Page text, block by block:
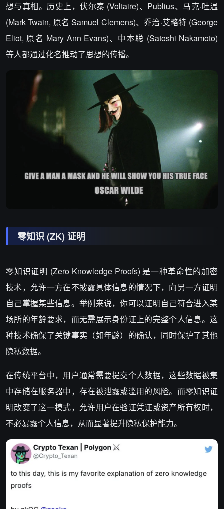
想与真相。历史上，伏尔泰 (Voltaire)、Publius、马克·吐温
(Mark Twain, 原名 Samuel Clemens)、乔治·艾略特 (George
Eliot, 原名 Mary Ann Evans)、中本聪 (Satoshi Nakamoto)
等人都通过化名推动了思想的传播。
零知识 (ZK) 证明
零知识证明 (Zero Knowledge Proofs) 是一种革命性的加密
技术，允许一方在不披露具体信息的情况下，向另一方证明
自己掌握某些信息。举例来说，你可以证明自己符合进入某
场所的年龄要求，而无需展示身份证上的完整个人信息。这
种技术确保了关键事实（如年龄）的确认，同时保护了其他
隐私数据。
在传统平台中，用户通常需要提交个人数据，这些数据被集
中存储在服务器中，存在被泄露或滥用的风险。而零知识证
明改变了这一模式，允许用户在验证凭证或资产所有权时，
不必暴露个人信息，从而显著提升隐私保护能力。